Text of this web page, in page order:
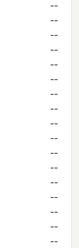
--
--
--
--
--
--
--
--
--
--
--
--
--
--
--
--
--